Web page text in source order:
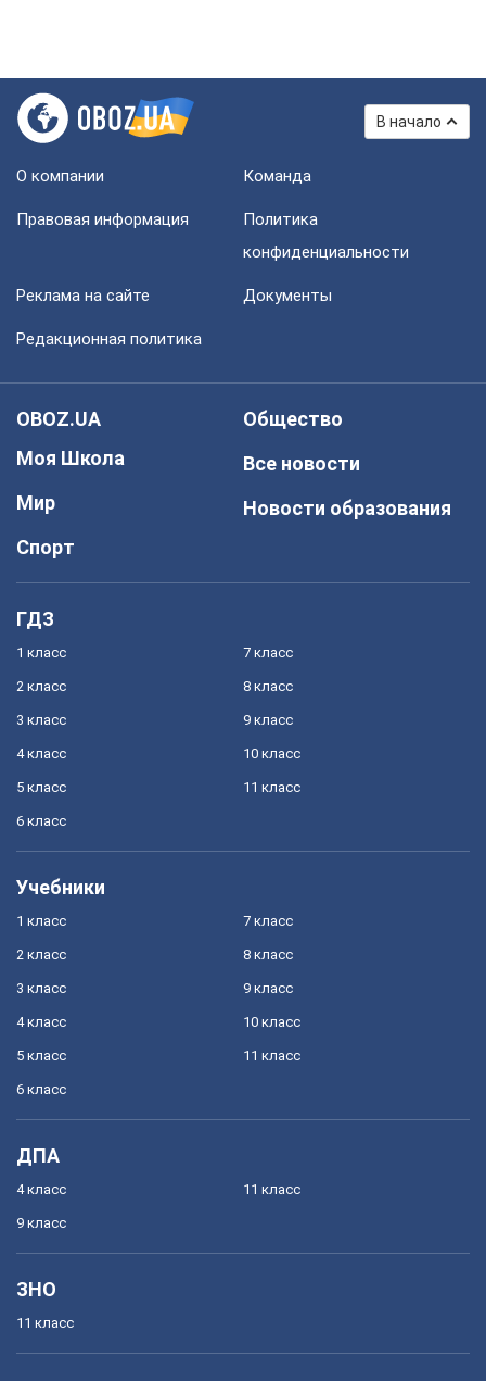
В начало
О компании Команда
Правовая информация
Политика
конфиденциальности
Реклама на сайте Документы
Редакционная политика
OBOZ.UA
Моя Школа
Мир
Спорт
Общество
Все новости
Новости образования
ГДЗ
1 класс
2 класс
3 класс
4 класс
5 класс
6 класс
7 класс
8 класс
9 класс
10 класс
11 класс
Учебники
1 класс
2 класс
3 класс
4 класс
5 класс
6 класс
7 класс
8 класс
9 класс
10 класс
11 класс
ДПА
4 класс
9 класс
11 класс
ЗНО
11 класс